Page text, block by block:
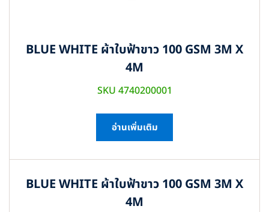
BLUE WHITE ผ้าใบฟ้าขาว 100 GSM 3M X
4M
SKU 4740200001
อ่านเพิ่มเติม
BLUE WHITE ผ้าใบฟ้าขาว 100 GSM 3M X
4M